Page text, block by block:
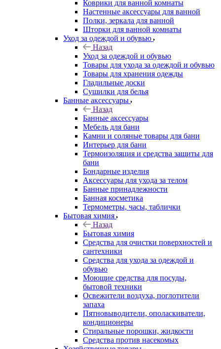
Коврики для ванной комнаты
Настенные аксессуары для ванной
Полки, зеркала для ванной
Шторки для ванной комнаты
Уход за одеждой и обувью
Назад
Уход за одеждой и обувью
Товары для ухода за одеждой и обувью
Товары для хранения одежды
Гладильные доски
Сушилки для белья
Банные аксессуары
Назад
Банные аксессуары
Мебель для бани
Камни и соляные товары для бани
Интерьер для бани
Термоизоляция и средства защиты для
бани
Бондарные изделия
Аксеcсуары для ухода за телом
Банные принадлежности
Банная косметика
Термометры, часы, таблички
Бытовая химия
Назад
Бытовая химия
Средства для очистки поверхностей и
сантехники
Средства для ухода за одеждой и
обувью
Моющие средства для посуды,
бытовой техники
Освежители воздуха, поглотители
запаха
Пятновыводители, ополаскиватели,
кондиционеры
Стиральные порошки, жидкости
Средства против насекомых